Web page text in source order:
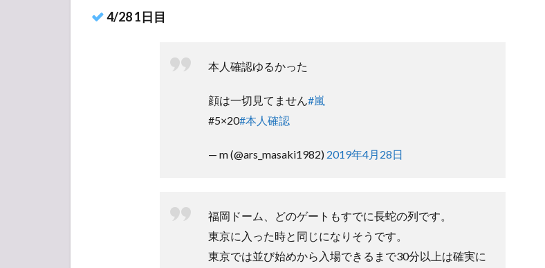
4/28 1日目
本人確認ゆるかった
顔は一切見てません #嵐
#5×20#本人確認
— m (@ars_masaki1982) 2019年4月28日
福岡ドーム、どのゲートもすでに長蛇の列です。
東京に入った時と同じになりそうです。
東京では並び始めから入場できるまで30分以上は確実に